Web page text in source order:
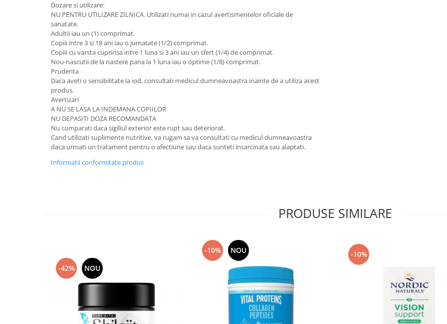
Dozare si utilizare:
NU PENTRU UTILIZARE ZILNICA. Utilizati numai in cazul avertismentelor oficiale de
sanatate.
Adultii iau un (1) comprimat.
Copiii intre 3 si 18 ani iau o jumatate (1/2) comprimat.
Copiii cu varsta cuprinsa intre 1 luna si 3 ani iau un sfert (1/4) de comprimat.
Nou-nascutii de la nastere pana la 1 luna iau o optime (1/8) comprimat.
Prudenta
Daca aveti o sensibilitate la iod, consultati medicul dumneavoastra inainte de a utiliza acest
produs.
Avertizari
A NU SE LASA LA INDEMANA COPIILOR
NU DEPASITI DOZA RECOMANDATA
Nu cumparati daca sigiliul exterior este rupt sau deteriorat.
Cand utilizati suplimente nutritive, va rugam sa va consultati cu medicul dumneavoastra
daca urmati un tratament pentru o afectiune sau daca sunteti insarcinata sau alaptati.
Informatii conformitate produs
PRODUSE SIMILARE
-42% NOU
-10% NOU -10%